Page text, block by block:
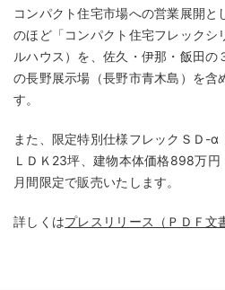
コンパクト住宅市場への営業展開と
のほど「コンパクト住宅フレックシ
ルハウス）を、佐久・伊那・飯田
の長野展示場（長野市青木島）を含
す。
また、限定特別仕様フレックＳＤ-
ＬＤＫ23坪、建物本体価格898万円
月間限定で販売いたします。
詳しくはプレスリリース（ＰＤＦ文